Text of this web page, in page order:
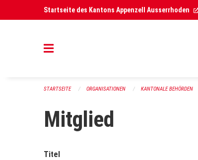
Navigation überspringenStartseite des Kantons Appenzell Ausserrhoden
STARTSEITE ORGANISATIONEN KANTONALE BEHÖRDEN
Mitglied
Titel